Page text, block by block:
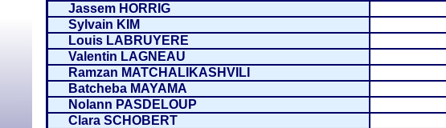
Jassem HORRIG
Sylvain KIM
Louis LABRUYERE
Valentin LAGNEAU
Ramzan MATCHALIKASHVILI
Batcheba MAYAMA
Nolann PASDELOUP
Clara SCHOBERT